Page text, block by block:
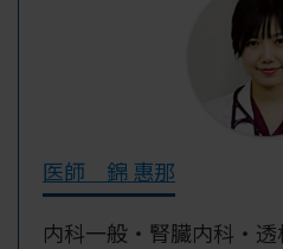
医師 錦 惠那
内科一般・腎臓内科・